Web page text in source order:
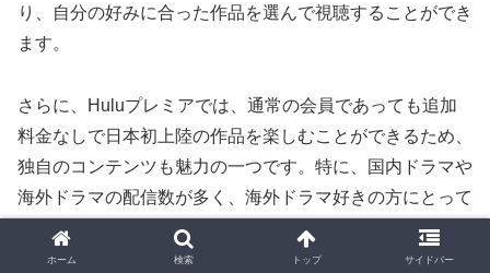
り、自分の好みに合った作品を選んで視聴することができ
ます。
さらに、Huluプレミアでは、通常の会員であっても追加
料金なしで日本初上陸の作品を楽しむことができるため、
独自のコンテンツも魅力の一つです。特に、国内ドラマや
海外ドラマの配信数が多く、海外ドラマ好きの方にとって
はおすすめのサービスと言えます。
ホーム 検索 トップ サイドバー